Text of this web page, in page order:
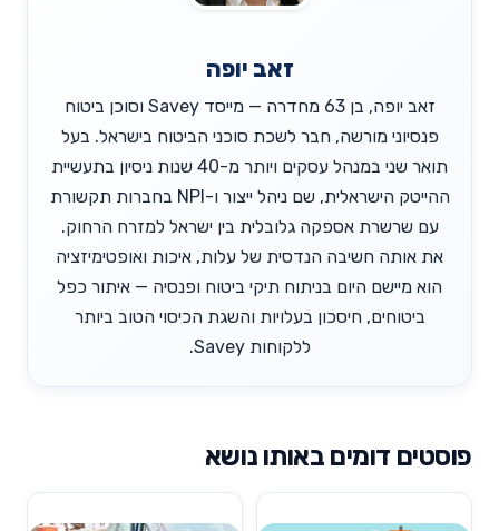
זאב יופה
זאב יופה, בן 63 מחדרה — מייסד Savey וסוכן ביטוח
פנסיוני מורשה, חבר לשכת סוכני הביטוח בישראל. בעל
תואר שני במנהל עסקים ויותר מ-40 שנות ניסיון בתעשיית
ההייטק הישראלית, שם ניהל ייצור ו-NPI בחברות תקשורת
עם שרשרת אספקה גלובלית בין ישראל למזרח הרחוק.
את אותה חשיבה הנדסית של עלות, איכות ואופטימיזציה
הוא מיישם היום בניתוח תיקי ביטוח ופנסיה — איתור כפל
ביטוחים, חיסכון בעלויות והשגת הכיסוי הטוב ביותר
ללקוחות Savey.
פוסטים דומים באותו נושא